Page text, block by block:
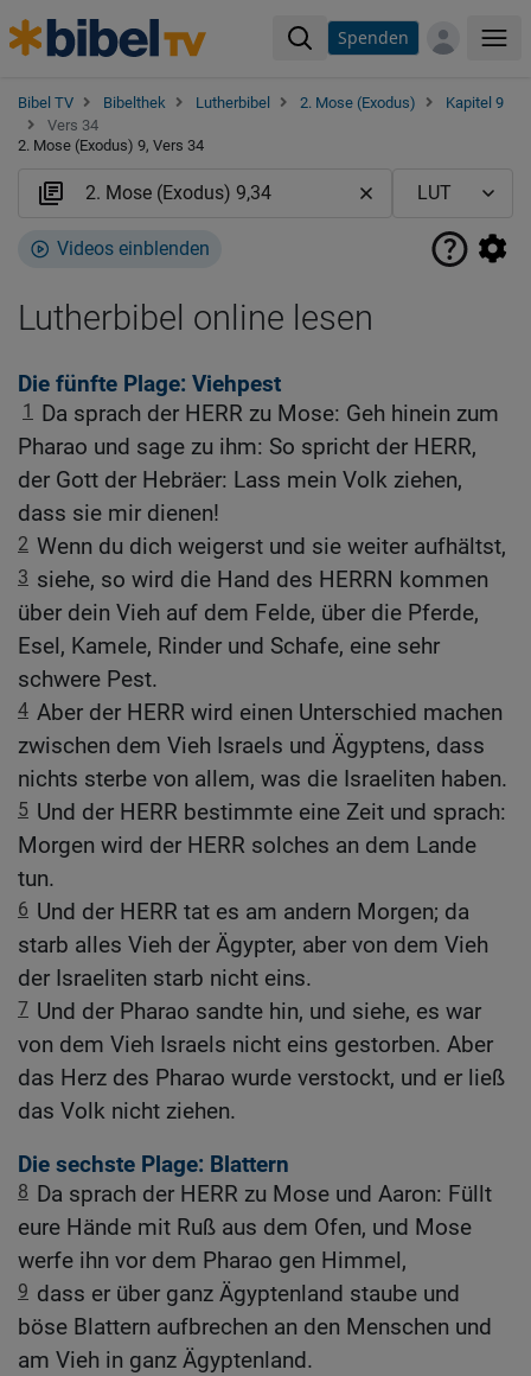
Spenden
Bibel TV Bibelthek Lutherbibel 2. Mose (Exodus)
Kapitel 9
Vers 34
2. Mose (Exodus) 9, Vers 34
Videos einblenden
Lutherbibel online lesen
Die fünfte Plage: Viehpest
1
Da sprach der HERR zu Mose: Geh hinein zum
Pharao und sage zu ihm: So spricht der HERR,
der Gott der Hebräer: Lass mein Volk ziehen,
dass sie mir dienen!
2 Wenn du dich weigerst und sie weiter aufhältst,
3 siehe, so wird die Hand des HERRN kommen
über dein Vieh auf dem Felde, über die Pferde,
Esel, Kamele, Rinder und Schafe, eine sehr
schwere Pest.
4 Aber der HERR wird einen Unterschied machen
zwischen dem Vieh Israels und Ägyptens, dass
nichts sterbe von allem, was die Israeliten haben.
5 Und der HERR bestimmte eine Zeit und sprach:
Morgen wird der HERR solches an dem Lande
tun.
6 Und der HERR tat es am andern Morgen; da
starb alles Vieh der Ägypter, aber von dem Vieh
der Israeliten starb nicht eins.
7 Und der Pharao sandte hin, und siehe, es war
von dem Vieh Israels nicht eins gestorben. Aber
das Herz des Pharao wurde verstockt, und er ließ
das Volk nicht ziehen.
Die sechste Plage: Blattern
8 Da sprach der HERR zu Mose und Aaron: Füllt
eure Hände mit Ruß aus dem Ofen, und Mose
werfe ihn vor dem Pharao gen Himmel,
9 dass er über ganz Ägyptenland staube und
böse Blattern aufbrechen an den Menschen und
am Vieh in ganz Ägyptenland.